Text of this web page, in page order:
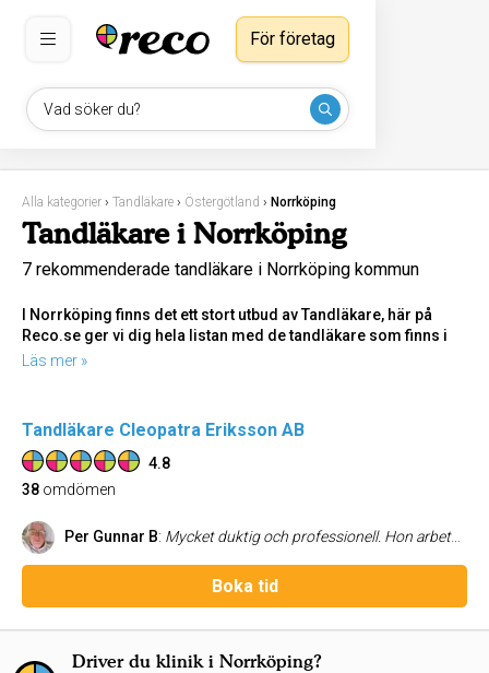
Vad söker du?
För företag
Alla kategorier › Tandläkare › Östergötland › Norrköping
Tandläkare i Norrköping
7 rekommenderade tandläkare i Norrköping kommun
I Norrköping finns det ett stort utbud av Tandläkare, här på
Reco.se ger vi dig hela listan med de tandläkare som finns i
staden, dessutom guidar vi dig till de bäst rekommenderade
Läs mer »
Tandläkare Cleopatra Eriksson AB
4.8
38 omdömen
Per Gunnar B: Mycket duktig och professionell. Hon arbetar effektiv och mjukt. Behövde ingen bedövning. Snabbt att få tid hos henne och man kände sig trygg i tandläkarstolen. Jag kan utan undantag rekommendera Cleopatra till alla mina vänner.
Boka tid
Driver du klinik i Norrköping?